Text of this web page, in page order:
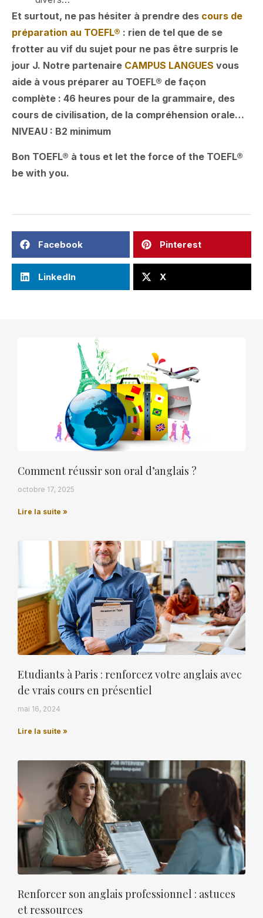
Et surtout, ne pas hésiter à prendre des cours de
préparation au TOEFL® : rien de tel que de se
frotter au vif du sujet pour ne pas être surpris le
jour J. Notre partenaire CAMPUS LANGUES vous
aide à vous préparer au TOEFL® de façon
complète : 46 heures pour de la grammaire, des
cours de civilisation, de la compréhension orale…
NIVEAU : B2 minimum
Bon TOEFL® à tous et let the force of the TOEFL®
be with you.
Facebook Pinterest
LinkedIn X
Comment réussir son oral d’anglais ?
octobre 17, 2025
Lire la suite »
Etudiants à Paris : renforcez votre anglais avec
de vrais cours en présentiel
mai 16, 2024
Lire la suite »
Renforcer son anglais professionnel : astuces
et ressources